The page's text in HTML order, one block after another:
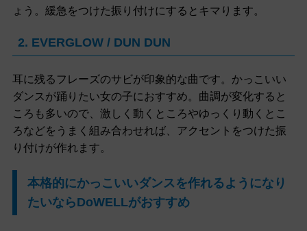
ょう。緩急をつけた振り付けにするとキマります。
2. EVERGLOW / DUN DUN
耳に残るフレーズのサビが印象的な曲です。かっこいい
ダンスが踊りたい女の子におすすめ。曲調が変化すると
ころも多いので、激しく動くところやゆっくり動くとこ
ろなどをうまく組み合わせれば、アクセントをつけた振
り付けが作れます。
本格的にかっこいいダンスを作れるようになり
たいならDoWELLがおすすめ